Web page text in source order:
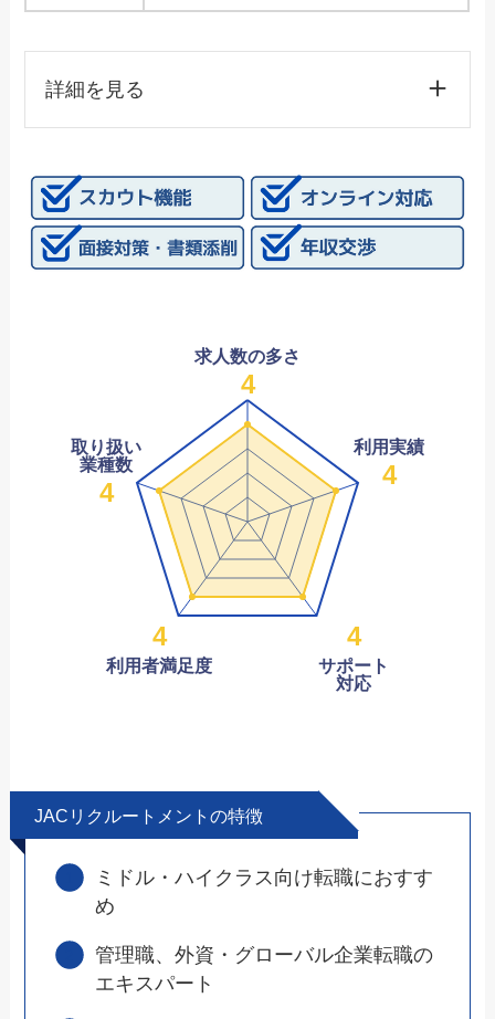
詳細を見る
求人数の多さ
4
取り扱い
業種数
4
4
利用者満足度
4
サポート
対応
利用実績
4
JACリクルートメントの特徴
ミドル・ハイクラス向け転職におすす
め
管理職、外資・グローバル企業転職の
エキスパート